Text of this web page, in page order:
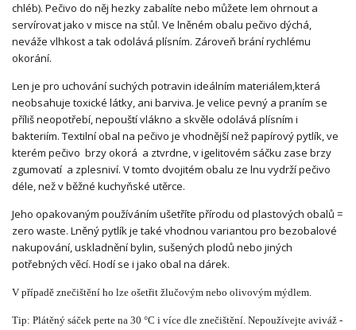
chléb). Pečivo do něj hezky zabalíte nebo můžete lem ohrnout a
servírovat jako v misce na stůl. Ve lněném obalu pečivo dýchá,
neváže vlhkost a tak odolává plísním. Zároveň brání rychlému
okorání.
Len je pro uchování suchých potravin ideálním materiálem,která
neobsahuje toxické látky, ani barviva. Je velice pevný a praním se
příliš neopotřebí, nepouští vlákno a skvěle odolává plísním i
bakteriím. Textilní obal na pečivo je vhodnější než papírový pytlík, ve
kterém pečivo brzy okorá a ztvrdne, v igelitovém sáčku zase brzy
zgumovatí a zplesniví. V tomto dvojitém obalu ze lnu vydrží pečivo
déle, než v běžné kuchyňské utěrce.
Jeho opakovaným používáním ušetříte přírodu od plastových obalů =
zero waste. Lněný pytlík je také vhodnou variantou pro bezobalové
nakupování, uskladnění bylin, sušených plodů nebo jiných
potřebných věcí. Hodí se i jako obal na dárek.
V případě znečištění ho lze ošetřit žlučovým nebo olivovým mýdlem.
Tip: Plátěný sáček perte na 30 °C i více dle znečištění. Nepoužívejte aviváž -